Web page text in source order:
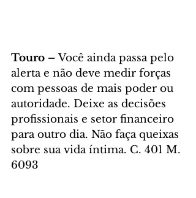
Touro – Você ainda passa pelo
alerta e não deve medir forças
com pessoas de mais poder ou
autoridade. Deixe as decisões
profissionais e setor financeiro
para outro dia. Não faça queixas
sobre sua vida íntima. C. 401 M.
6093